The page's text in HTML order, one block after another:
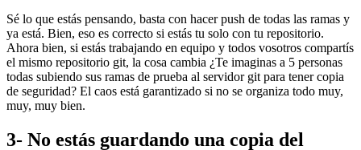
Sé lo que estás pensando, basta con hacer push de todas las ramas y
ya está. Bien, eso es correcto si estás tu solo con tu repositorio.
Ahora bien, si estás trabajando en equipo y todos vosotros compartís
el mismo repositorio git, la cosa cambia ¿Te imaginas a 5 personas
todas subiendo sus ramas de prueba al servidor git para tener copia
de seguridad? El caos está garantizado si no se organiza todo muy,
muy, muy bien.
3- No estás guardando una copia del